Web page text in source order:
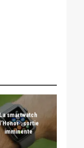
smartwatch
: sortie
imminente